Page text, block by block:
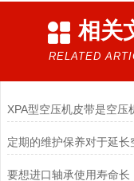
相关
RELATED